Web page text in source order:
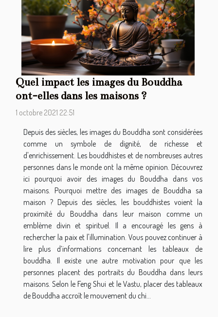
Quel impact les images du Bouddha
ont-elles dans les maisons ?
1 octobre 2021 22:51
Depuis des siècles, les images du Bouddha sont considérées
comme un symbole de dignité, de richesse et
d'enrichissement. Les bouddhistes et de nombreuses autres
personnes dans le monde ont la même opinion. Découvrez
ici pourquoi avoir des images du Bouddha dans vos
maisons. Pourquoi mettre des images de Bouddha sa
maison ? Depuis des siècles, les bouddhistes voient la
proximité du Bouddha dans leur maison comme un
emblème divin et spirituel. Il a encouragé les gens à
rechercher la paix et l'illumination. Vous pouvez continuer à
lire plus d’informations concernant les tableaux de
bouddha. Il existe une autre motivation pour que les
personnes placent des portraits du Bouddha dans leurs
maisons. Selon le Feng Shui et le Vastu, placer des tableaux
de Bouddha accroît le mouvement du chi...